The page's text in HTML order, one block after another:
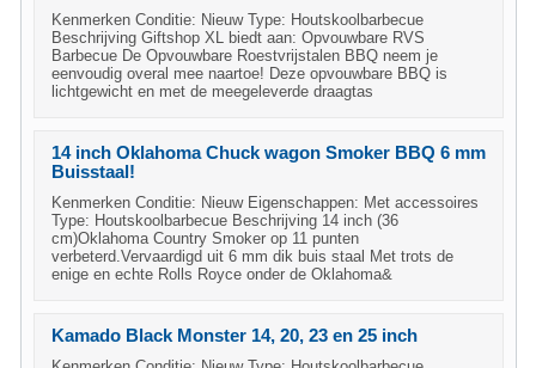
Kenmerken Conditie: Nieuw Type: Houtskoolbarbecue
Beschrijving Giftshop XL biedt aan: Opvouwbare RVS
Barbecue De Opvouwbare Roestvrijstalen BBQ neem je
eenvoudig overal mee naartoe! Deze opvouwbare BBQ is
lichtgewicht en met de meegeleverde draagtas
14 inch Oklahoma Chuck wagon Smoker BBQ 6 mm
Buisstaal!
Kenmerken Conditie: Nieuw Eigenschappen: Met accessoires
Type: Houtskoolbarbecue Beschrijving 14 inch (36
cm)Oklahoma Country Smoker op 11 punten
verbeterd.Vervaardigd uit 6 mm dik buis staal Met trots de
enige en echte Rolls Royce onder de Oklahoma&
Kamado Black Monster 14, 20, 23 en 25 inch